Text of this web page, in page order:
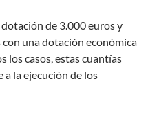
de 3.000 euros y
una dotación económica
los casos, estas cuantías
la ejecución de los